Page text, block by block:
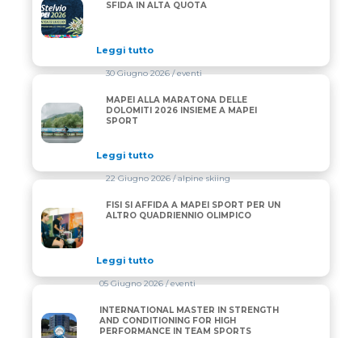
RE STELVIO MAPEI 2026: TORNA LA SFIDA IN ALTA
SFIDA IN ALTA QUOTA
Leggi tutto
MAPEI ALLA MARATONA DELLE DOLOMITI 2026
30 Giugno 2026/ eventi
MAPEI ALLA MARATONA DELLE
DOLOMITI 2026 INSIEME A MAPEI
SPORT
Leggi tutto
FISI SI AFFIDA A MAPEI SPORT PER UN ALTRO
22 Giugno 2026/ alpine skiing
FISI SI AFFIDA A MAPEI SPORT PER UN
ALTRO QUADRIENNIO OLIMPICO
Leggi tutto
INTERNATIONAL MASTER IN STRENGTH AND
05 Giugno 2026/ eventi
INTERNATIONAL MASTER IN STRENGTH
AND CONDITIONING FOR HIGH
PERFORMANCE IN TEAM SPORTS